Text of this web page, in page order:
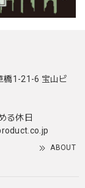
橋1-21-6 宝山ビ
る休日
ABOUT